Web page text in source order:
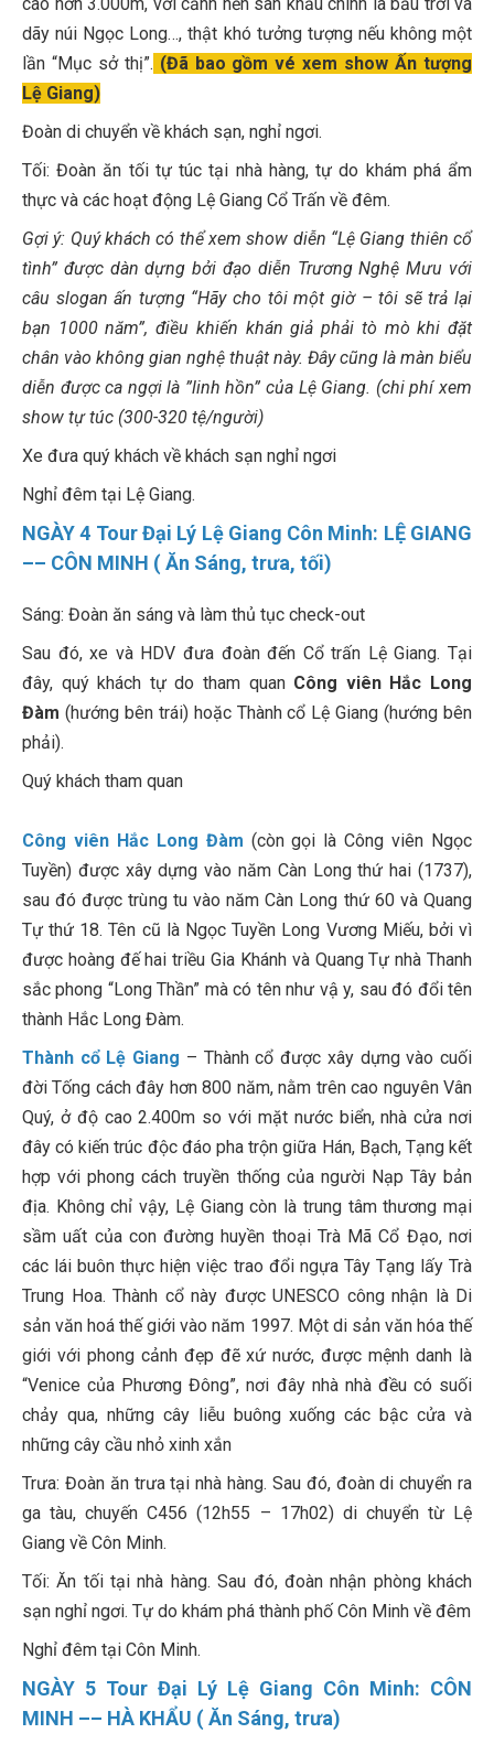
dãy núi Ngọc Long…, thật khó tưởng tượng nếu không một
lần “Mục sở thị”. (Đã bao gồm vé xem show Ấn tượng
Lệ Giang)
Đoàn di chuyển về khách sạn, nghỉ ngơi.
Tối: Đoàn ăn tối tự túc tại nhà hàng, tự do khám phá ẩm
thực và các hoạt động Lệ Giang Cổ Trấn về đêm.
Gợi ý: Quý khách có thể xem show diễn “Lệ Giang thiên cổ
tình” được dàn dựng bởi đạo diễn Trương Nghệ Mưu với
câu slogan ấn tượng “Hãy cho tôi một giờ – tôi sẽ trả lại
bạn 1000 năm”, điều khiến khán giả phải tò mò khi đặt
chân vào không gian nghệ thuật này. Đây cũng là màn biểu
diễn được ca ngợi là ”linh hồn” của Lệ Giang. (chi phí xem
show tự túc (300-320 tệ/người)
Xe đưa quý khách về khách sạn nghỉ ngơi
Nghỉ đêm tại Lệ Giang.
NGÀY 4 Tour Đại Lý Lệ Giang Côn Minh: LỆ GIANG
–– CÔN MINH ( Ăn Sáng, trưa, tối)
Sáng: Đoàn ăn sáng và làm thủ tục check-out
Sau đó, xe và HDV đưa đoàn đến Cổ trấn Lệ Giang. Tại
đây, quý khách tự do tham quan Công viên Hắc Long
Đàm (hướng bên trái) hoặc Thành cổ Lệ Giang (hướng bên
phải).
Quý khách tham quan
Công viên Hắc Long Đàm (còn gọi là Công viên Ngọc
Tuyền) được xây dựng vào năm Càn Long thứ hai (1737),
sau đó được trùng tu vào năm Càn Long thứ 60 và Quang
Tự thứ 18. Tên cũ là Ngọc Tuyền Long Vương Miếu, bởi vì
được hoàng đế hai triều Gia Khánh và Quang Tự nhà Thanh
sắc phong “Long Thần” mà có tên như vậ y, sau đó đổi tên
thành Hắc Long Đàm.
Thành cổ Lệ Giang – Thành cổ được xây dựng vào cuối
đời Tống cách đây hơn 800 năm, nằm trên cao nguyên Vân
Quý, ở độ cao 2.400m so với mặt nước biển, nhà cửa nơi
đây có kiến trúc độc đáo pha trộn giữa Hán, Bạch, Tạng kết
hợp với phong cách truyền thống của người Nạp Tây bản
địa. Không chỉ vậy, Lệ Giang còn là trung tâm thương mại
sầm uất của con đường huyền thoại Trà Mã Cổ Đạo, nơi
các lái buôn thực hiện việc trao đổi ngựa Tây Tạng lấy Trà
Trung Hoa. Thành cổ này được UNESCO công nhận là Di
sản văn hoá thế giới vào năm 1997. Một di sản văn hóa thế
giới với phong cảnh đẹp đẽ xứ nước, được mệnh danh là
“Venice của Phương Đông”, nơi đây nhà nhà đều có suối
chảy qua, những cây liễu buông xuống các bậc cửa và
những cây cầu nhỏ xinh xắn
Trưa: Đoàn ăn trưa tại nhà hàng. Sau đó, đoàn di chuyển ra
ga tàu, chuyến C456 (12h55 – 17h02) di chuyển từ Lệ
Giang về Côn Minh.
Tối: Ăn tối tại nhà hàng. Sau đó, đoàn nhận phòng khách
sạn nghỉ ngơi. Tự do khám phá thành phố Côn Minh về đêm
Nghỉ đêm tại Côn Minh.
NGÀY 5 Tour Đại Lý Lệ Giang Côn Minh: CÔN
MINH –– HÀ KHẨU ( Ăn Sáng, trưa)